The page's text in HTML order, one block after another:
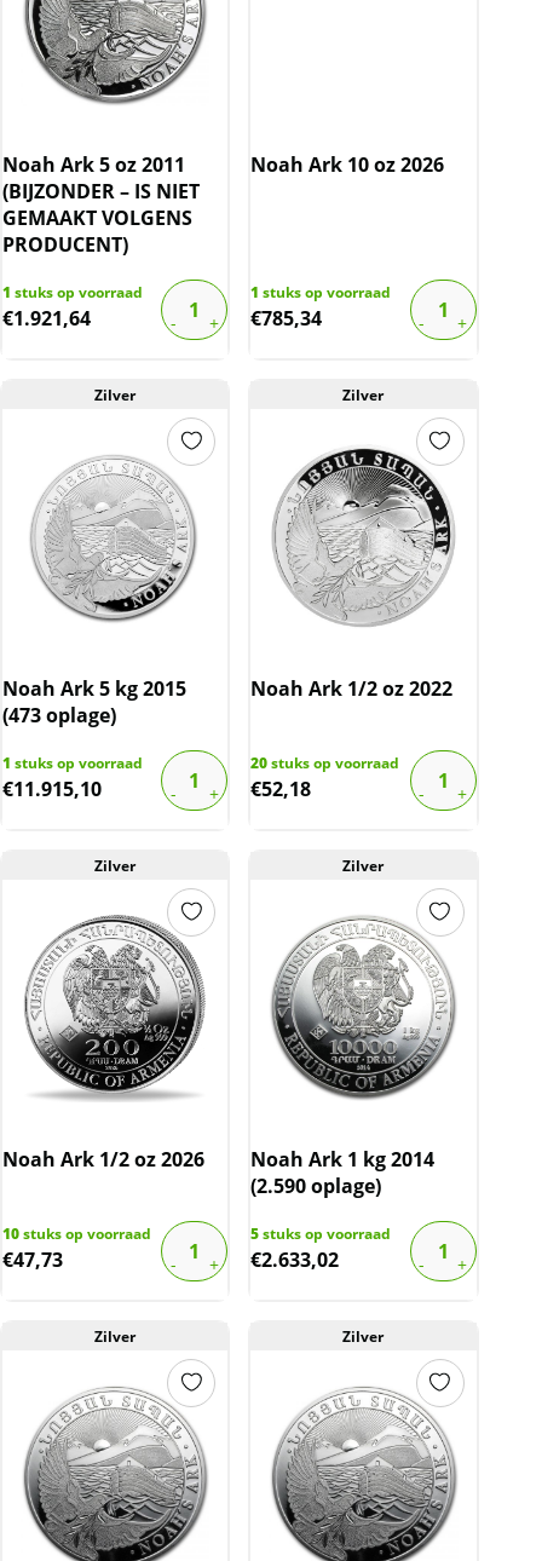
Noah Ark 5 oz 2011
(BIJZONDER – IS NIET
GEMAAKT VOLGENS
PRODUCENT)
1 stuks op voorraad
€1.921,64
Noah Ark 10 oz 2026
1 stuks op voorraad
€785,34
Zilver
Noah Ark 5 kg 2015
(473 oplage)
1 stuks op voorraad
€11.915,10
Zilver
Noah Ark 1/2 oz 2022
20stuks op voorraad
€52,18
Zilver
Noah Ark 1/2 oz 2026
10stuks op voorraad
€47,73
Zilver
Noah Ark 1 kg 2014
(2.590 oplage)
5stuks op voorraad
€2.633,02
Zilver Zilver